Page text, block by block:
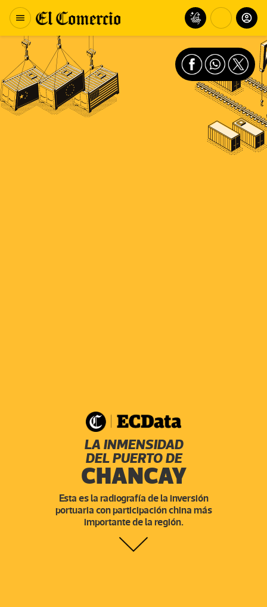
LA INMENSIDAD
DEL PUERTO DE
CHANCAY
Esta es la radiografía de la inversión
portuaria con participación china más
importante de la región.